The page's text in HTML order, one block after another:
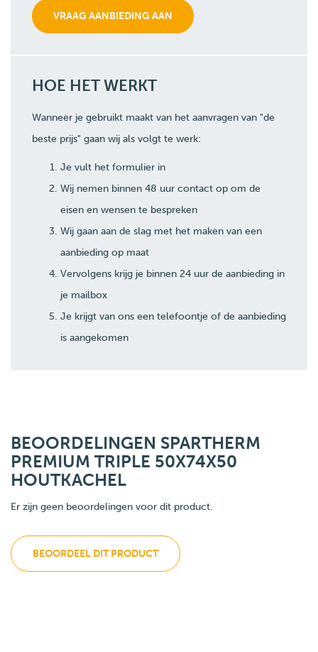
HOE HET WERKT
Wanneer je gebruikt maakt van het aanvragen van "de
beste prijs" gaan wij als volgt te werk:
Je vult het formulier in
Wij nemen binnen 48 uur contact op om de
eisen en wensen te bespreken
Wij gaan aan de slag met het maken van een
aanbieding op maat
Vervolgens krijg je binnen 24 uur de aanbieding in
je mailbox
Je krijgt van ons een telefoontje of de aanbieding
is aangekomen
BEOORDELINGEN SPARTHERM
PREMIUM TRIPLE 50X74X50
HOUTKACHEL
Er zijn geen beoordelingen voor dit product.
BEOORDEEL DIT PRODUCT